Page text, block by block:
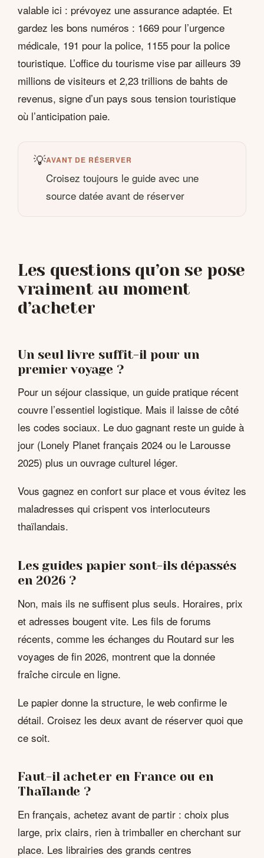
valable ici : prévoyez une assurance adaptée. Et
gardez les bons numéros : 1669 pour l’urgence
médicale, 191 pour la police, 1155 pour la police
touristique. L’office du tourisme vise par ailleurs 39
millions de visiteurs et 2,23 trillions de bahts de
revenus, signe d’un pays sous tension touristique
où l’anticipation paie.
💡AVANT DE RÉSERVER
Croisez toujours le guide avec une
source datée avant de réserver
Les questions qu’on se pose
vraiment au moment
d’acheter
Un seul livre suffit-il pour un
premier voyage ?
Pour un séjour classique, un guide pratique récent
couvre l’essentiel logistique. Mais il laisse de côté
les codes sociaux. Le duo gagnant reste un guide à
jour (Lonely Planet français 2024 ou le Larousse
2025) plus un ouvrage culturel léger.
Vous gagnez en confort sur place et vous évitez les
maladresses qui crispent vos interlocuteurs
thaïlandais.
Les guides papier sont-ils dépassés
en 2026 ?
Non, mais ils ne suffisent plus seuls. Horaires, prix
et adresses bougent vite. Les fils de forums
récents, comme les échanges du Routard sur les
voyages de fin 2026, montrent que la donnée
fraîche circule en ligne.
Le papier donne la structure, le web confirme le
détail. Croisez les deux avant de réserver quoi que
ce soit.
Faut-il acheter en France ou en
Thaïlande ?
En français, achetez avant de partir : choix plus
large, prix clairs, rien à trimballer en cherchant sur
place. Les librairies des grands centres